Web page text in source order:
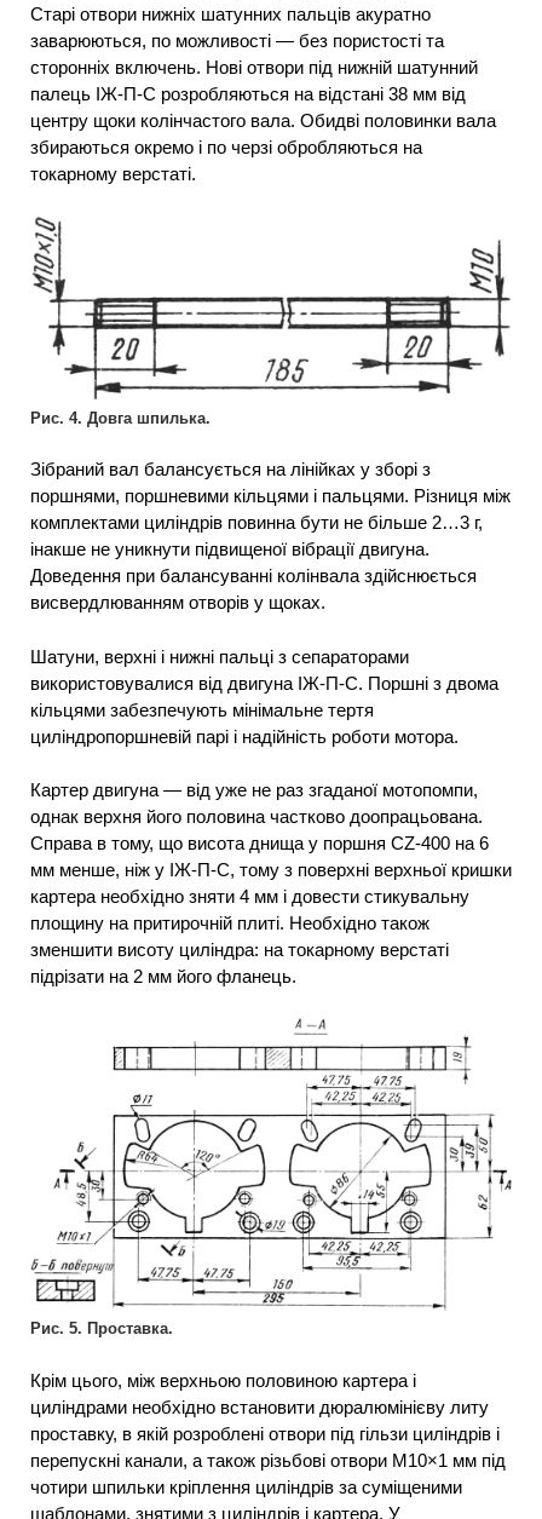
Старі отвори нижніх шатунних пальців акуратно
заварюються, по можливості — без пористості та
сторонніх включень. Нові отвори під нижній шатунний
палець ІЖ-П-С розробляються на відстані 38 мм від
центру щоки колінчастого вала. Обидві половинки вала
збираються окремо і по черзі обробляються на
токарному верстаті.
Рис. 4. Довга шпилька.
Зібраний вал балансується на лінійках у зборі з
поршнями, поршневими кільцями і пальцями. Різниця між
комплектами циліндрів повинна бути не більше 2…3 г,
інакше не уникнути підвищеної вібрації двигуна.
Доведення при балансуванні колінвала здійснюється
висвердлюванням отворів у щоках.
Шатуни, верхні і нижні пальці з сепараторами
використовувалися від двигуна ІЖ-П-С. Поршні з двома
кільцями забезпечують мінімальне тертя
циліндропоршневій парі і надійність роботи мотора.
Картер двигуна — від уже не раз згаданої мотопомпи,
однак верхня його половина частково доопрацьована.
Справа в тому, що висота днища у поршня CZ-400 на 6
мм менше, ніж у ІЖ-П-С, тому з поверхні верхньої кришки
картера необхідно зняти 4 мм і довести стикувальну
площину на притирочній плиті. Необхідно також
зменшити висоту циліндра: на токарному верстаті
підрізати на 2 мм його фланець.
Рис. 5. Проставка.
Крім цього, між верхньою половиною картера і
циліндрами необхідно встановити дюралюмінієву литу
проставку, в якій розроблені отвори під гільзи циліндрів і
перепускні канали, а також різьбові отвори М10×1 мм під
чотири шпильки кріплення циліндрів за суміщеними
шаблонами, знятими з циліндрів і картера. У